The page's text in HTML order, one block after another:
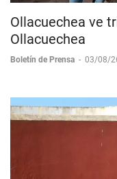
Ollacuechea ve
Ollacuechea
Boletín de Prensa - 03/08/